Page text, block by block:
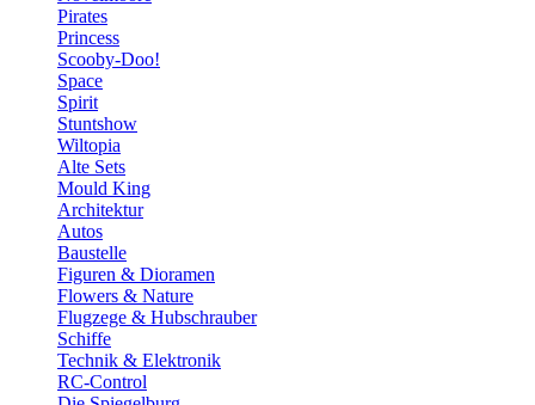
Pirates
Princess
Scooby-Doo!
Space
Spirit
Stuntshow
Wiltopia
Alte Sets
Mould King
Architektur
Autos
Baustelle
Figuren & Dioramen
Flowers & Nature
Flugzege & Hubschrauber
Schiffe
Technik & Elektronik
RC-Control